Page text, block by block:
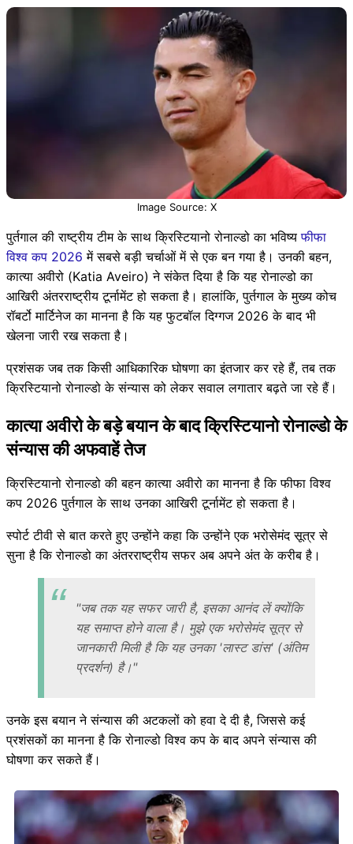
Image Source: X
पुर्तगाल की राष्ट्रीय टीम के साथ क्रिस्टियानो रोनाल्डो का भविष्यफीफा
विश्व कप 2026 में सबसे बड़ी चर्चाओं में से एक बन गया है। उनकी बहन,
कात्या अवीरो (Katia Aveiro) ने संकेत दिया है कि यह रोनाल्डो का
आखिरी अंतरराष्ट्रीय टूर्नामेंट हो सकता है। हालांकि, पुर्तगाल के मुख्य कोच
रॉबर्टो मार्टिनेज का मानना है कि यह फुटबॉल दिग्गज 2026 के बाद भी
खेलना जारी रख सकता है।
प्रशंसक जब तक किसी आधिकारिक घोषणा का इंतजार कर रहे हैं, तब तक
क्रिस्टियानो रोनाल्डो के संन्यास को लेकर सवाल लगातार बढ़ते जा रहे हैं।
कात्या अवीरो के बड़े बयान के बाद क्रिस्टियानो रोनाल्डो के
संन्यास की अफवाहें तेज
क्रिस्टियानो रोनाल्डो की बहन कात्या अवीरो का मानना है कि फीफा विश्व
कप 2026 पुर्तगाल के साथ उनका आखिरी टूर्नामेंट हो सकता है।
स्पोर्ट टीवी से बात करते हुए उन्होंने कहा कि उन्होंने एक भरोसेमंद सूत्र से
सुना है कि रोनाल्डो का अंतरराष्ट्रीय सफर अब अपने अंत के करीब है।
"जब तक यह सफर जारी है, इसका आनंद लें क्योंकि
यह समाप्त होने वाला है। मुझे एक भरोसेमंद सूत्र से
जानकारी मिली है कि यह उनका 'लास्ट डांस' (अंतिम
प्रदर्शन) है।"
उनके इस बयान ने संन्यास की अटकलों को हवा दे दी है, जिससे कई
प्रशंसकों का मानना है कि रोनाल्डो विश्व कप के बाद अपने संन्यास की
घोषणा कर सकते हैं।